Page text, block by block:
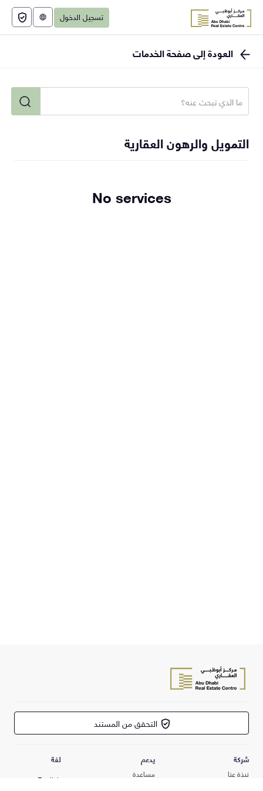
تسجيل الدخول English
العودة إلى صفحة الخدمات
التمويل والرهون العقارية
No services
التحقق من المستند
شركة
نبذة عنا
يدعم
مساعدة
لغة
English